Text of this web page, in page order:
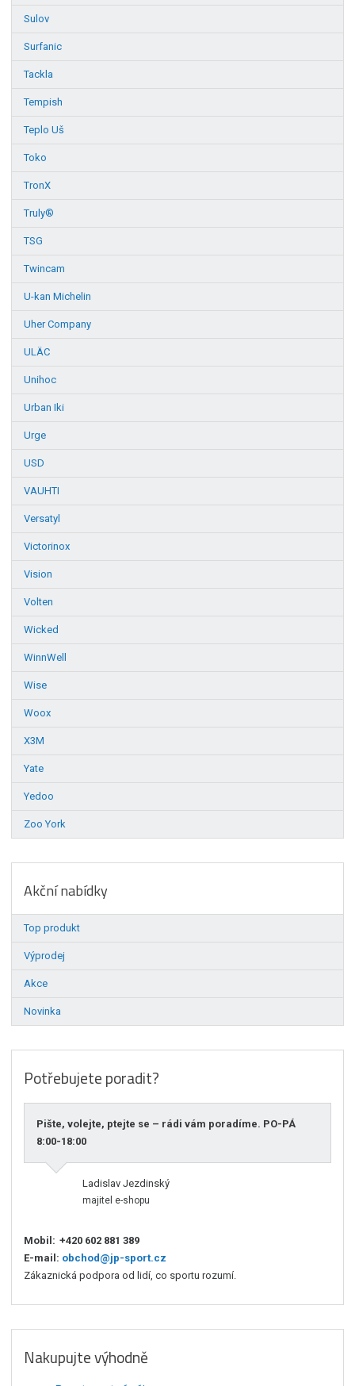
Sulov
Surfanic
Tackla
Tempish
Teplo Uš
Toko
TronX
Truly®
TSG
Twincam
U-kan Michelin
Uher Company
ULÄC
Unihoc
Urban Iki
Urge
USD
VAUHTI
Versatyl
Victorinox
Vision
Volten
Wicked
WinnWell
Wise
Woox
X3M
Yate
Yedoo
Zoo York
Akční nabídky
Top produkt
Výprodej
Akce
Novinka
Potřebujete poradit?
Pište, volejte, ptejte se – rádi vám poradíme. PO-PÁ
8:00-18:00
Ladislav Jezdinský
majitel e-shopu
Mobil: +420 602 881 389
E-mail: obchod@jp-sport.cz
Zákaznická podpora od lidí, co sportu rozumí.
Nakupujte výhodně